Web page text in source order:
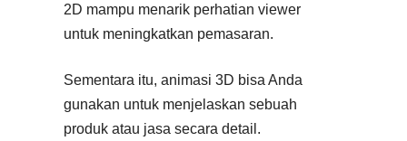
2D mampu menarik perhatian viewer
untuk meningkatkan pemasaran.
Sementara itu, animasi 3D bisa Anda
gunakan untuk menjelaskan sebuah
produk atau jasa secara detail.